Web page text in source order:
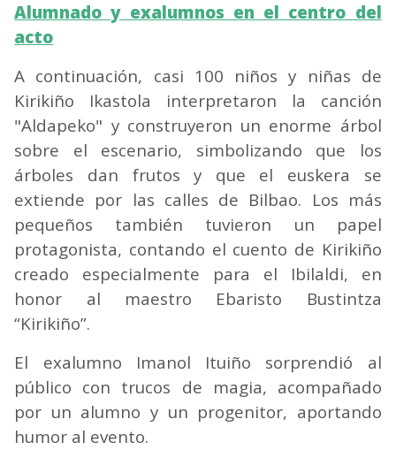
Alumnado y exalumnos en el centro del
acto
A continuación, casi 100 niños y niñas de
Kirikiño Ikastola interpretaron la canción
"Aldapeko" y construyeron un enorme árbol
sobre el escenario, simbolizando que los
árboles dan frutos y que el euskera se
extiende por las calles de Bilbao. Los más
pequeños también tuvieron un papel
protagonista, contando el cuento de Kirikiño
creado especialmente para el Ibilaldi, en
honor al maestro Ebaristo Bustintza
“Kirikiño”.
El exalumno Imanol Ituiño sorprendió al
público con trucos de magia, acompañado
por un alumno y un progenitor, aportando
humor al evento.